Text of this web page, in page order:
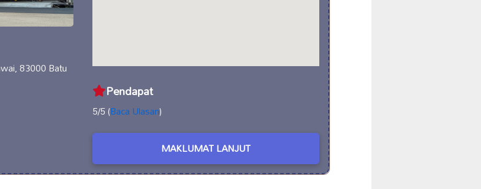
83000 Batu
Pendapat
5/5 (Baca Ulasan)
MAKLUMAT LANJUT